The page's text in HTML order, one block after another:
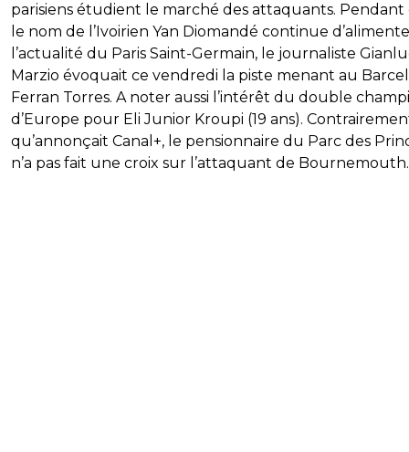
parisiens étudient le marché des attaquants.
le nom de l’Ivoirien Yan Diomandé continue
l’actualité du Paris Saint-Germain, le journaliste
Marzio évoquait ce vendredi la piste menant au
Ferran Torres. A noter aussi l’intérêt du double
d’Europe pour Eli Junior Kroupi (19 ans).
qu’annonçait Canal+, le pensionnaire du Parc des
n’a pas fait une croix sur l’attaquant de Bournemouth.